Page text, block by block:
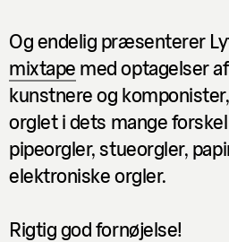
Og endelig præsenterer
mixtape med optagelser
kunstnere og
orglet i dets mange
pipeorgler, stueorgler,
elektroniske orgler.
Rigtig god fornøjelse!